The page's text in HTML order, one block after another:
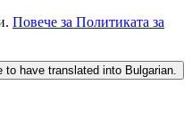
Повече за Политиката за
have translated into Bulgarian.